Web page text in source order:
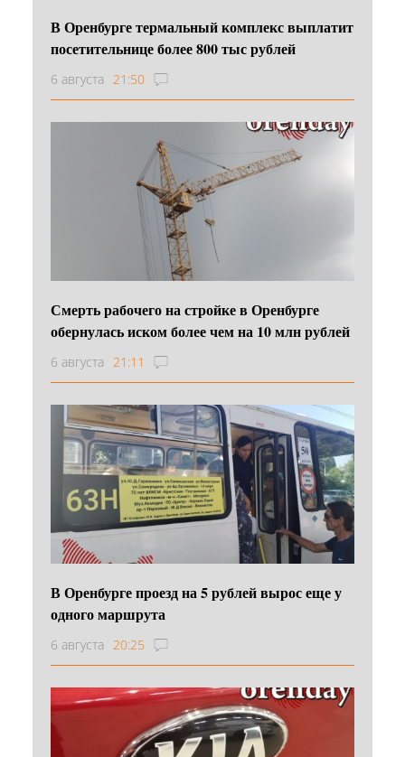
В Оренбурге термальный комплекс выплатит
посетительнице более 800 тыс рублей
6 августа 21:50
Смерть рабочего на стройке в Оренбурге
обернулась иском более чем на 10 млн рублей
6 августа 21:11
В Оренбурге проезд на 5 рублей вырос еще у
одного маршрута
6 августа 20:25